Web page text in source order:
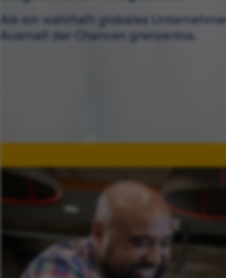
Als ein wahrhaft globales
Ausmaß der Chancen grenzenlos.